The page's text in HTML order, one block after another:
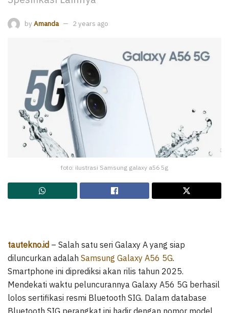
by Amanda 2 years ago
foto: ilustrasi Samsung galaxy a56 5g
tautekno.id – Salah satu seri Galaxy A yang siap
diluncurkan adalah Samsung Galaxy A56 5G.
Smartphone ini diprediksi akan rilis tahun 2025.
Mendekati waktu peluncurannya Galaxy A56 5G berhasil
lolos sertifikasi resmi Bluetooth SIG. Dalam database